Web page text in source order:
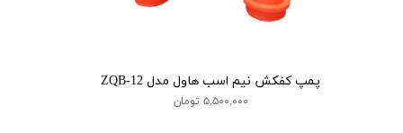
پمپ کفکش نیم اسب هاول مدل ZQB-12
۵,۵۰۰,۰۰۰ تومان